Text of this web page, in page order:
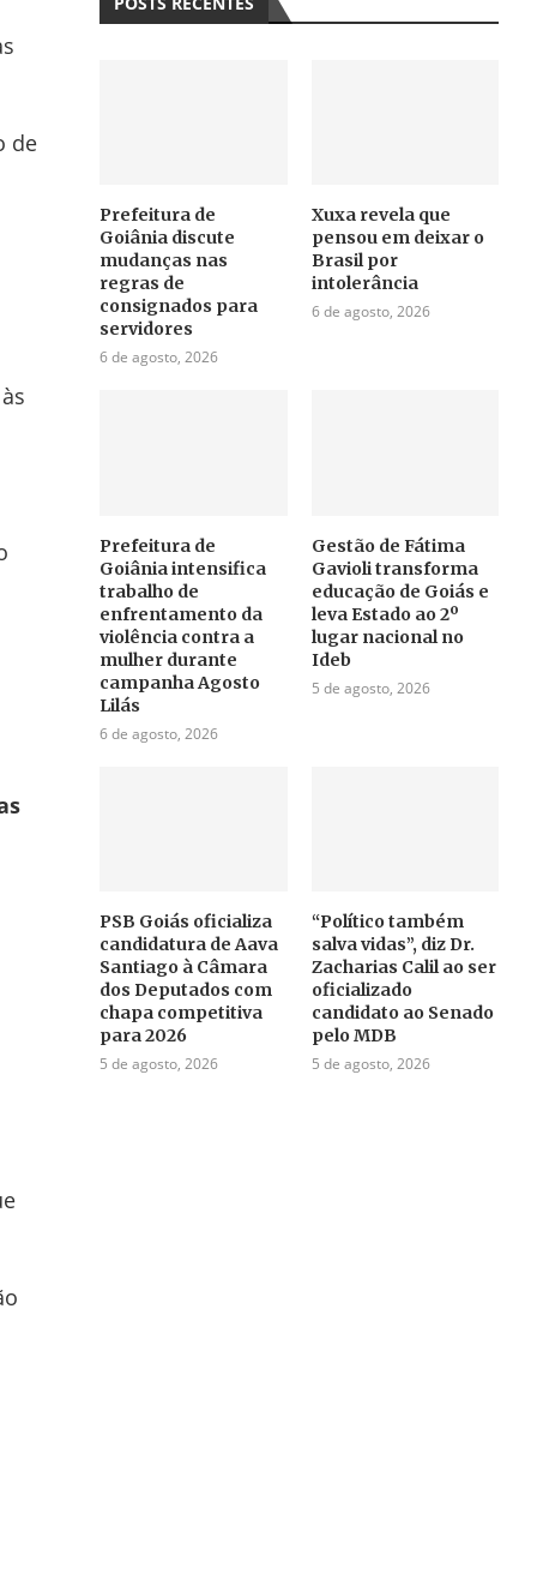
de
Prefeitura de
Goiânia discute
mudanças nas
regras de
consignados para
servidores
6 de agosto, 2026
Xuxa revela que
pensou em deixar o
Brasil por
intolerância
6 de agosto, 2026
Prefeitura de
Goiânia intensifica
trabalho de
enfrentamento da
violência contra a
mulher durante
campanha Agosto
Lilás
6 de agosto, 2026
Gestão de Fátima
Gavioli transforma
educação de Goiás e
leva Estado ao 2º
lugar nacional no
Ideb
5 de agosto, 2026
PSB Goiás oficializa
candidatura de Aava
Santiago à Câmara
dos Deputados com
chapa competitiva
para 2026
5 de agosto, 2026
“Político também
salva vidas”, diz Dr.
Zacharias Calil ao ser
oficializado
candidato ao Senado
pelo MDB
5 de agosto, 2026